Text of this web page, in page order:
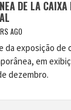
DE LA CAIXA
AGO
da exposição de
em
dezembro.